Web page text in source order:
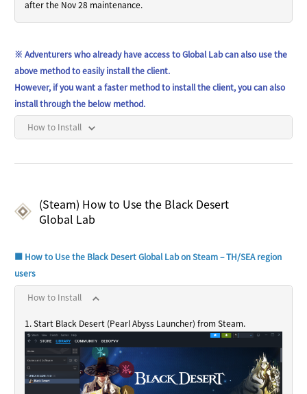
after the Nov 28 maintenance.
※ Adventurers who already have access to Global Lab can also use the
above method to easily install the client.
However, if you want a faster method to install the client, you can also
install through the below method.
How to Install
(Steam) How to Use the Black Desert
Global Lab
■ How to Use the Black Desert Global Lab on Steam – TH/SEA region
users
How to Install
1. Start Black Desert (Pearl Abyss Launcher) from Steam.